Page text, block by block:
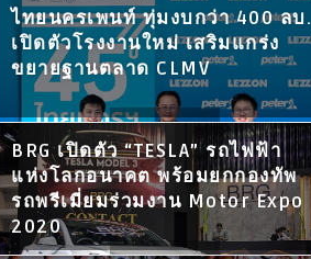
ให้นักศึกษา พร้อมเปิดประตูสู่โลก
การทำงานในอนาคต
ไทยนครเพนท์ ทุ่มงบกว่า 400 ลบ.
เปิดตัวโรงงานใหม่ เสริมแกร่ง
ขยายฐานตลาด CLMV
BRG เปิดตัว “TESLA” รถไฟฟ้า
แห่งโลกอนาคต พร้อมยกกองทัพ
รถพรีเมี่ยมร่วมงาน Motor Expo
2020